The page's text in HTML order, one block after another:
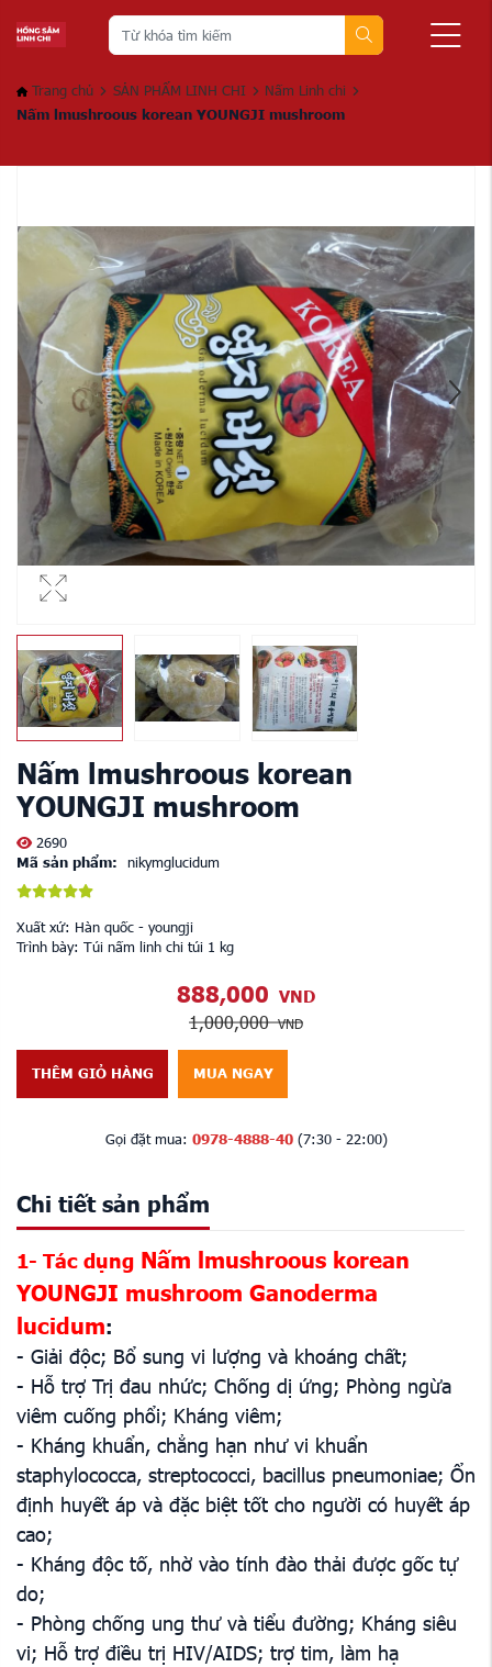
Trang chủ SẢN PHẨM LINH CHI
Nấm Linh chi
Nấm lmushroous korean YOUNGJI mushroom
Nấm lmushroous korean
YOUNGJI mushroom
2690
Mã sản phẩm:
nikymglucidum
Xuất xứ: Hàn quốc - youngji
Trình bày: Túi nấm linh chi túi 1 kg
888,000 VND
1,000,000VND
THÊM GIỎ HÀNG MUA NGAY
Gọi đặt mua: 0978-4888-40(7:30 - 22:00)
Chi tiết sản phẩm
1- Tác dụng Nấm lmushroous korean
YOUNGJI mushroom Ganoderma
lucidum:
- Giải độc; Bổ sung vi lượng và khoáng chất;
- Hỗ trợ Trị đau nhức; Chống dị ứng; Phòng ngừa
viêm cuống phổi; Kháng viêm;
- Kháng khuẩn, chẳng hạn như vi khuẩn
staphylococca, streptococci, bacillus pneumoniae; Ổn
định huyết áp và đặc biệt tốt cho người có huyết áp
cao;
- Kháng độc tố, nhờ vào tính đào thải được gốc tự
do;
- Phòng chống ung thư và tiểu đường; Kháng siêu
vi; Hỗ trợ điều trị HIV/AIDS; trợ tim, làm hạ